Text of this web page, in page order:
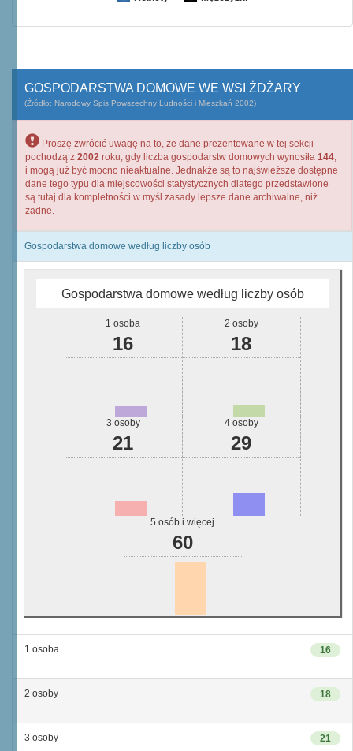
GOSPODARSTWA DOMOWE WE WSI ŻDŻARY
(Źródło: Narodowy Spis Powszechny Ludności i Mieszkań 2002)
Proszę zwrócić uwagę na to, że dane prezentowane w tej sekcji
pochodzą z 2002 roku, gdy liczba gospodarstw domowych wynosiła 144,
i mogą już być mocno nieaktualne. Jednakże są to najświeższe dostępne
dane tego typu dla miejscowości statystycznych dlatego przedstawione
są tutaj dla kompletności w myśl zasady lepsze dane archiwalne, niż
żadne.
Gospodarstwa domowe według liczby osób
Gospodarstwa domowe według liczby osób
1 osoba
16
2 osoby
18
3 osoby
21
4 osoby
29
5 osób i więcej
60
16
1 osoba
18
2 osoby
21
3 osoby